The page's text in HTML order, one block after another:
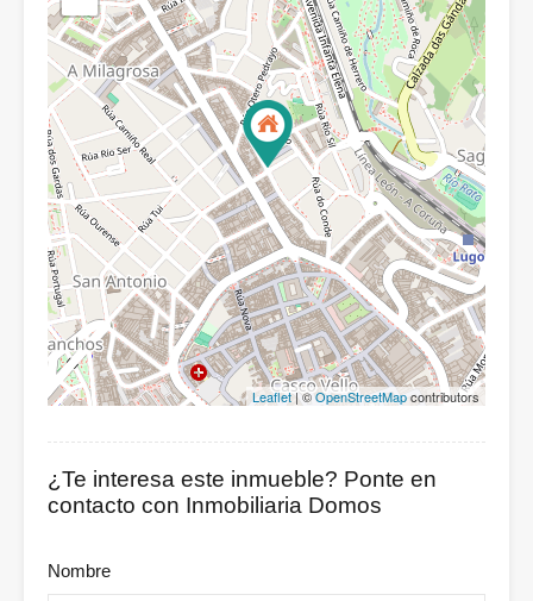
Leaflet| ©OpenStreetMapcontributors
¿Te interesa este inmueble? Ponte en
contacto con Inmobiliaria Domos
Nombre